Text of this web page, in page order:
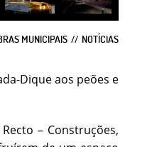
MUNICIPAIS NOTÍCIAS
Dique aos peões e
– Construções,